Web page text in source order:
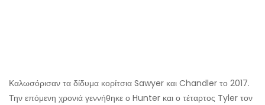
Καλωσόρισαν τα δίδυμα κορίτσια Sawyer και Chandler το 2017.
Την επόμενη χρονιά γεννήθηκε ο Hunter και ο τέταρτος Tyler τον